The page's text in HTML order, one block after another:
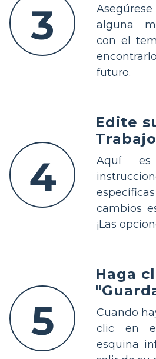
3
alguna
con el
futuro.
4
Edite
Trabajo
Aquí es
cambios
¡Las
5
Haga
Cuando
clic en
esquina